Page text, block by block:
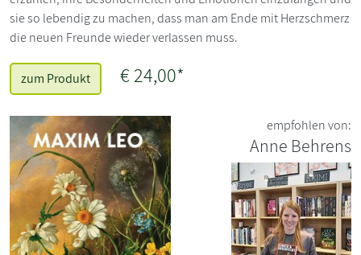
sie so lebendig zu machen, dass man am Ende mit Herzschmerz
die neuen Freunde wieder verlassen muss.
zum Produkt € 24,00*
empfohlen von:
Anne Behrens